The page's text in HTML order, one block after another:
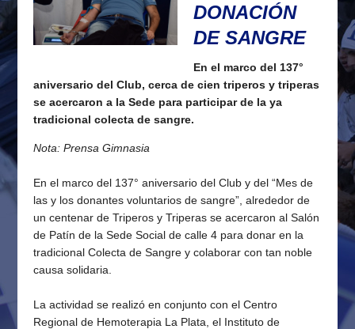
DONACIÓN
DE SANGRE
En el marco del 137°
aniversario del Club, cerca de cien triperos y triperas
se acercaron a la Sede para participar de la ya
tradicional colecta de sangre.
Nota: Prensa Gimnasia
En el marco del 137° aniversario del Club y del “Mes de
las y los donantes voluntarios de sangre”, alrededor de
un centenar de Triperos y Triperas se acercaron al Salón
de Patín de la Sede Social de calle 4 para donar en la
tradicional Colecta de Sangre y colaborar con tan noble
causa solidaria.
La actividad se realizó en conjunto con el Centro
Regional de Hemoterapia La Plata, el Instituto de